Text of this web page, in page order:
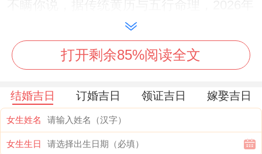
11月共有多个适合订婚的吉日;这些日子经
过了综合测算,被认位是举行订婚仪式的理想
选择...具体来说这些日子包括:11月1日（星
期日，农历九月二十三）、11月3日（星期
二，农历九月二十五）、11月4日（星期
三，农历九月二十六）、11月6日（星期五;
打开剩余85%阅读全文
结婚吉日 订婚吉日 领证吉日 嫁娶吉日
女生姓名
女生生日